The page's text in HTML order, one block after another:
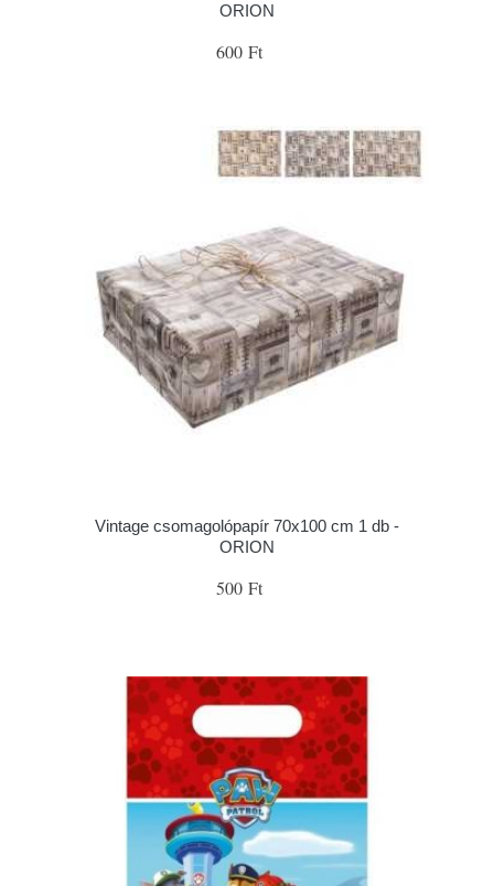
ORION
600 Ft
Vintage csomagolópapír 70x100 cm 1 db -
ORION
500 Ft